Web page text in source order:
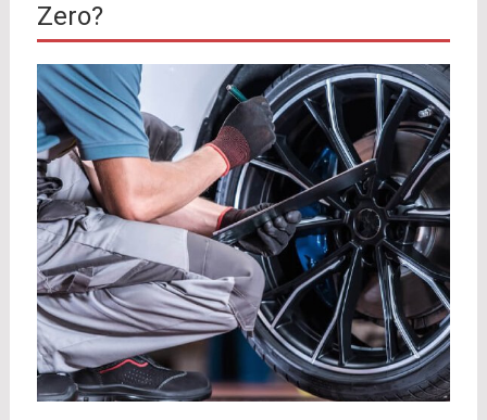
Zero?